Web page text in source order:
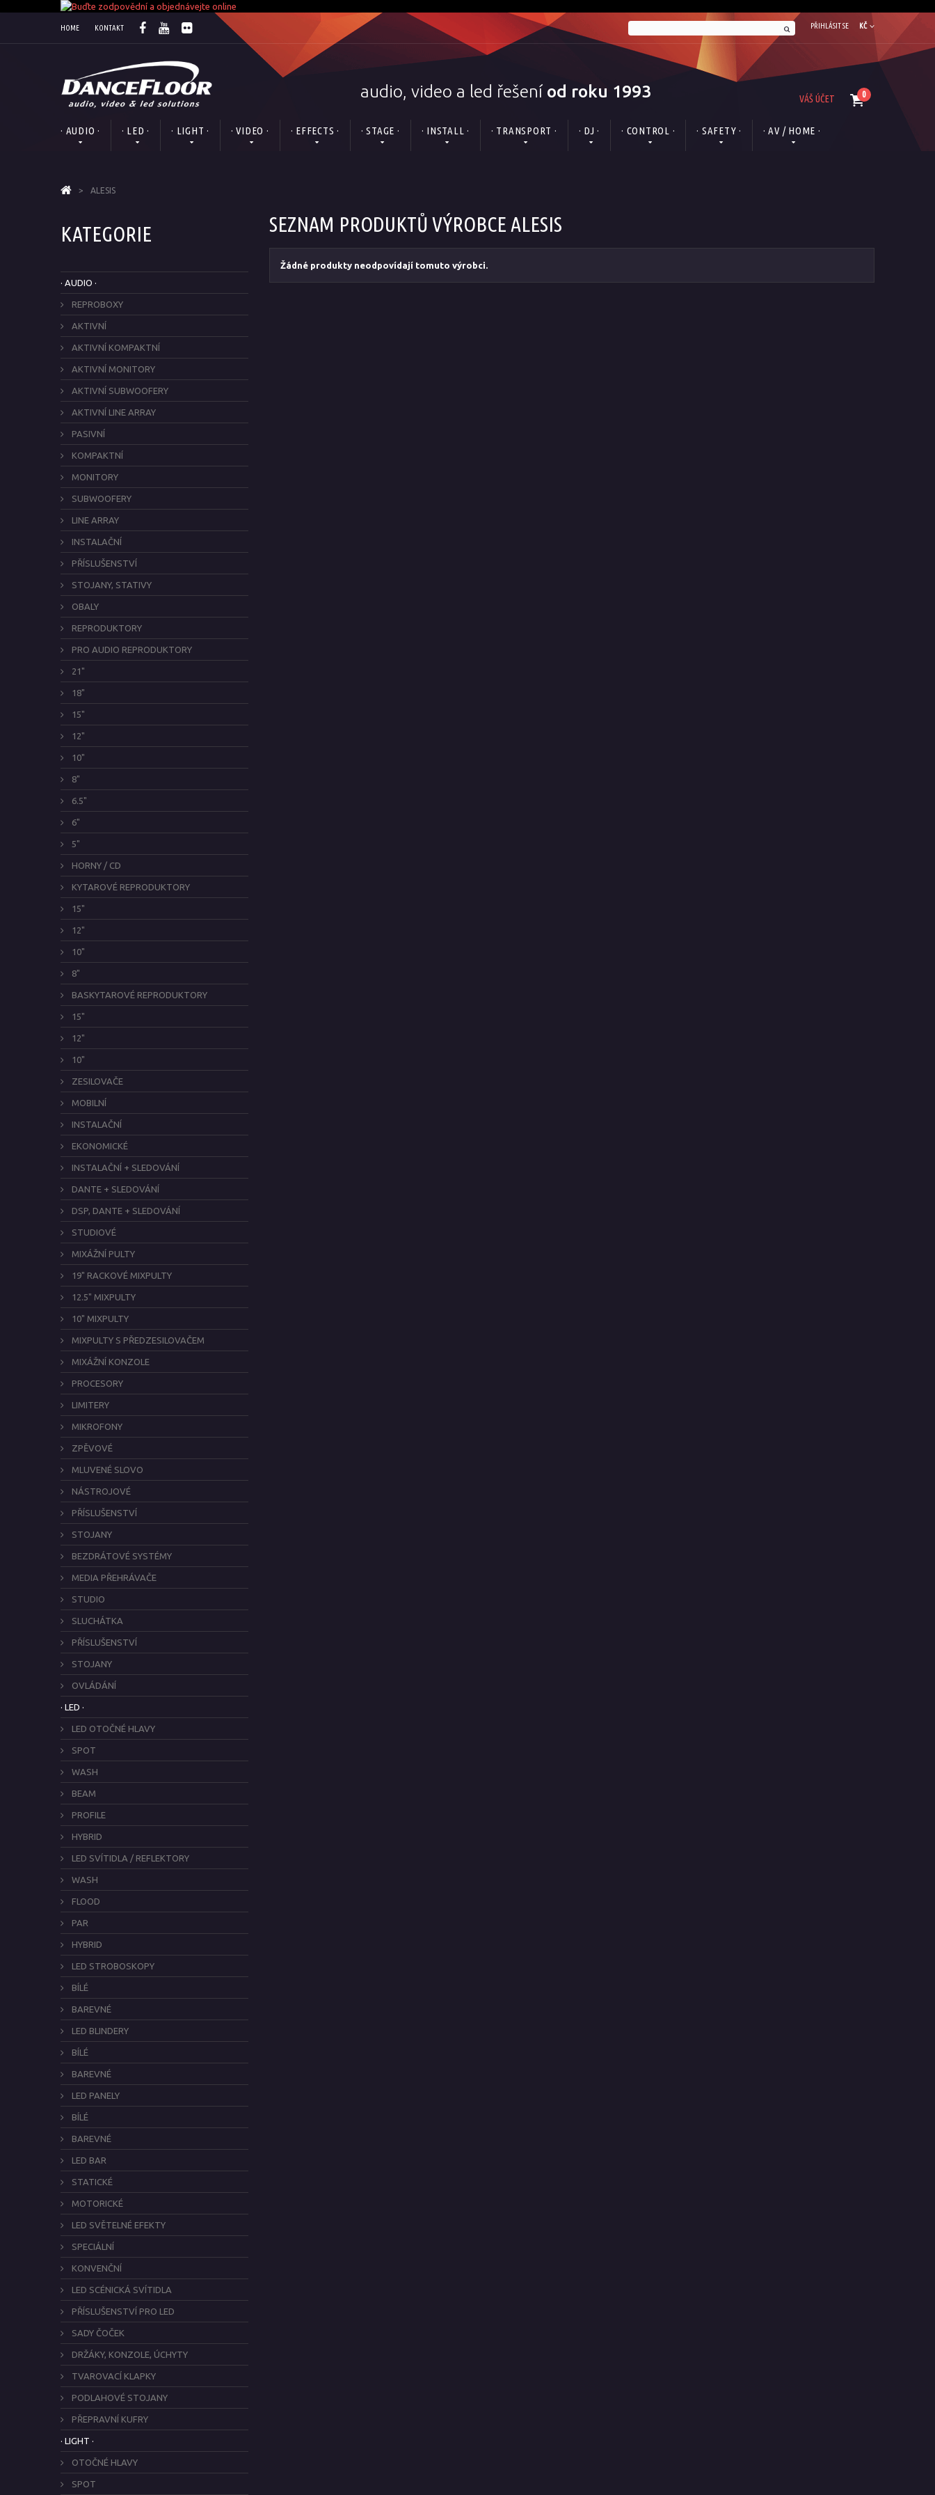
KČ
PŘIHLÁSIT SE
HOME KONTAKT
audio, video a led řešení od roku 1993 0
VÁŠ ÚČET
· AUDIO · · LED · · LIGHT · · VIDEO · · EFFECTS · · STAGE · · INSTALL · · TRANSPORT · · DJ · · CONTROL · · SAFETY · · AV / HOME ·
> ALESIS
KATEGORIE
· AUDIO ·
REPROBOXY
AKTIVNÍ
AKTIVNÍ KOMPAKTNÍ
AKTIVNÍ MONITORY
AKTIVNÍ SUBWOOFERY
AKTIVNÍ LINE ARRAY
PASIVNÍ
KOMPAKTNÍ
MONITORY
SUBWOOFERY
LINE ARRAY
INSTALAČNÍ
PŘÍSLUŠENSTVÍ
STOJANY, STATIVY
OBALY
REPRODUKTORY
PRO AUDIO REPRODUKTORY
21"
18"
15"
12"
10"
8"
6.5"
6"
5"
HORNY / CD
KYTAROVÉ REPRODUKTORY
15"
12"
10"
8"
BASKYTAROVÉ REPRODUKTORY
15"
12"
10"
ZESILOVAČE
MOBILNÍ
INSTALAČNÍ
EKONOMICKÉ
INSTALAČNÍ + SLEDOVÁNÍ
DANTE + SLEDOVÁNÍ
DSP, DANTE + SLEDOVÁNÍ
STUDIOVÉ
MIXÁŽNÍ PULTY
19" RACKOVÉ MIXPULTY
12.5" MIXPULTY
10" MIXPULTY
MIXPULTY S PŘEDZESILOVAČEM
MIXÁŽNÍ KONZOLE
PROCESORY
LIMITERY
MIKROFONY
ZPĚVOVÉ
MLUVENÉ SLOVO
NÁSTROJOVÉ
PŘÍSLUŠENSTVÍ
STOJANY
BEZDRÁTOVÉ SYSTÉMY
MEDIA PŘEHRÁVAČE
STUDIO
SLUCHÁTKA
PŘÍSLUŠENSTVÍ
STOJANY
OVLÁDÁNÍ
· LED ·
LED OTOČNÉ HLAVY
SPOT
WASH
BEAM
PROFILE
HYBRID
LED SVÍTIDLA / REFLEKTORY
WASH
FLOOD
PAR
HYBRID
LED STROBOSKOPY
BÍLÉ
BAREVNÉ
LED BLINDERY
BÍLÉ
BAREVNÉ
LED PANELY
BÍLÉ
BAREVNÉ
LED BAR
STATICKÉ
MOTORICKÉ
LED SVĚTELNÉ EFEKTY
SPECIÁLNÍ
KONVENČNÍ
LED SCÉNICKÁ SVÍTIDLA
PŘÍSLUŠENSTVÍ PRO LED
SADY ČOČEK
DRŽÁKY, KONZOLE, ÚCHYTY
TVAROVACÍ KLAPKY
PODLAHOVÉ STOJANY
PŘEPRAVNÍ KUFRY
· LIGHT ·
OTOČNÉ HLAVY
SPOT
SEZNAM PRODUKTŮ VÝROBCE ALESIS
Žádné produkty neodpovídají tomuto výrobci.